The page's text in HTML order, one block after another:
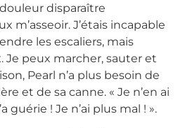
douleur disparaître
m’asseoir. J’étais incapable
les escaliers, mais
Je peux marcher, sauter et
Pearl n’a plus besoin de
et de sa canne. « Je n’en ai
guérie ! Je n’ai plus mal ! ».